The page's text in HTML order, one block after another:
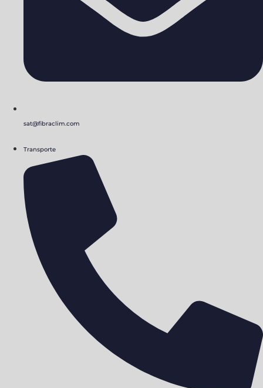
sat@fibraclim.com
Transporte